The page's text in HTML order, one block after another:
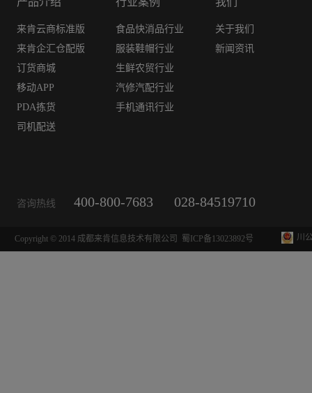
来肯云商标准版
来肯企汇仓配版
订货商城
移动APP
PDA拣货
司机配送
食品快消品行业
服装鞋帽行业
生鲜农贸行业
汽修汽配行业
手机通讯行业
关于我们
新闻资讯
咨询热线 400-800-7683 028-84519710
Copyright © 2014 成都来肯信息技术有限公司 蜀ICP备13023892号 川